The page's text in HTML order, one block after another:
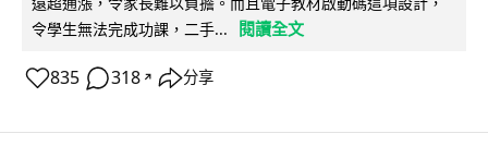
令學生無法完成功課，二手...
閱讀全文
835 318 ↗ 分享